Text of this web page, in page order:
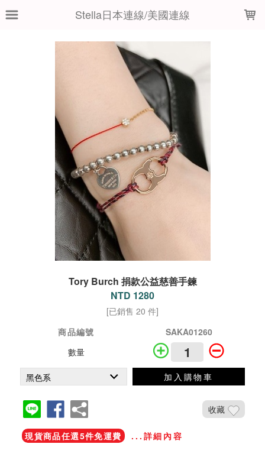
Stella日本連線/美國連線
Tory Burch 捐款公益慈善手鍊
NTD 1280
[已銷售 20 件]
商品編號
SAKA01260
數量
加入購物車
收藏
現貨商品任選5件免運費 ...詳細內容